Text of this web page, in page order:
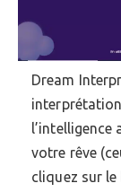
Dream
l’intelligence
votre rêve
cliquez sur